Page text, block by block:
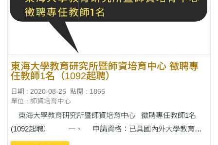
東海大學教育研究所暨師資培育中心 徵聘專
任教師1名（1092起聘）
日期 : 2020-08-25
點閱 : 1865
單位 : 師資培育中心
(1092起聘） 一、 申請資格：已具國內外大學教育相